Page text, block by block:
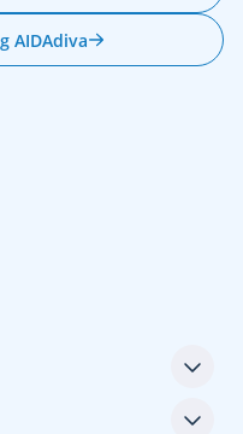
AIDAdiva